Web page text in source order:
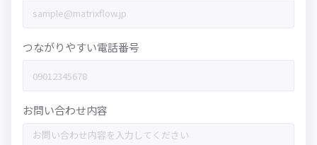
つながりやすい電話番号
お問い合わせ内容